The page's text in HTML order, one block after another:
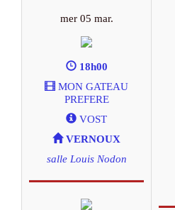
mer 05 mar.
18h00
MON GATEAU
PREFERE
VOST
VERNOUX
salle Louis Nodon